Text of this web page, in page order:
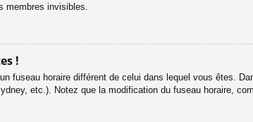
membres invisibles.
!
fuseau horaire différent de celui dans lequel vous êtes.
etc.). Notez que la modification du fuseau horaire,